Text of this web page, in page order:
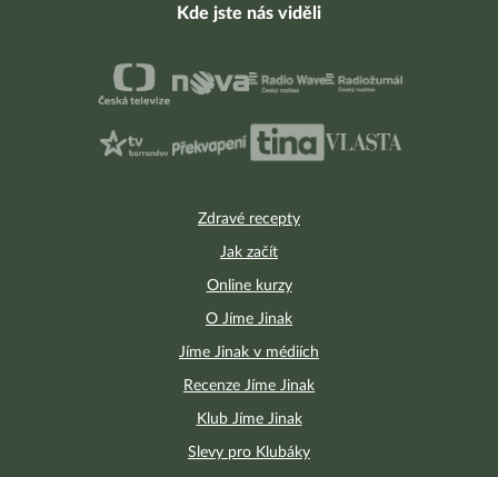
Zdravé recepty
Jak začít
Online kurzy
O Jíme Jinak
Jíme Jinak v médiích
Recenze Jíme Jinak
Klub Jíme Jinak
Slevy pro Klubáky
Kde jste nás viděli